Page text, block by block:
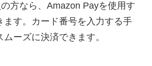
方なら、Amazon Payを使用す
ます。カード番号を入力する手
ムーズに決済できます。